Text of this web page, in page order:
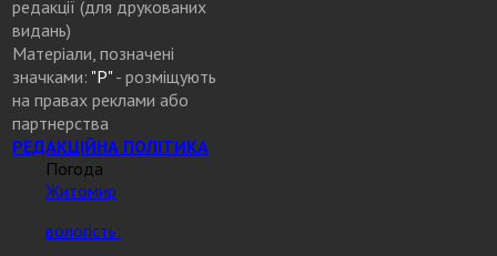
редакції (для друкованих
видань)
Матеріали, позначені
значками: "Р"- розміщують
на правах реклами або
партнерства
РЕДАКЦІЙНА ПОЛІТИКА
Погода
Житомир
вологість: